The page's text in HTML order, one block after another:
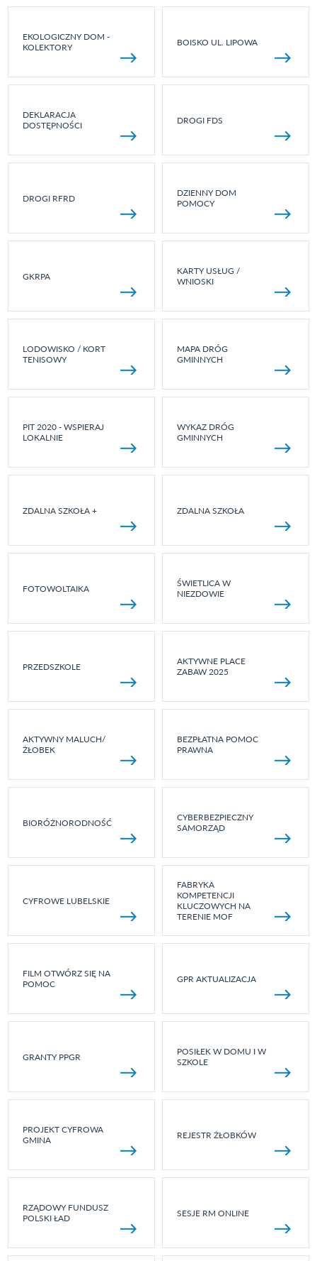
EKOLOGICZNY DOM -
KOLEKTORY
BOISKO UL. LIPOWA
DEKLARACJA
DOSTĘPNOŚCI
DROGI FDS
DROGI RFRD
DZIENNY DOM
POMOCY
GKRPA
KARTY USŁUG /
WNIOSKI
LODOWISKO / KORT
TENISOWY
MAPA DRÓG
GMINNYCH
PIT 2020 - WSPIERAJ
LOKALNIE
WYKAZ DRÓG
GMINNYCH
ZDALNA SZKOŁA + ZDALNA SZKOŁA
FOTOWOLTAIKA
ŚWIETLICA W
NIEZDOWIE
PRZEDSZKOLE
AKTYWNE PLACE
ZABAW 2025
AKTYWNY MALUCH/
ŻŁOBEK
BEZPŁATNA POMOC
PRAWNA
BIORÓŻNORODNOŚĆ
CYBERBEZPIECZNY
SAMORZĄD
CYFROWE LUBELSKIE
FABRYKA
KOMPETENCJI
KLUCZOWYCH NA
TERENIE MOF
FILM OTWÓRZ SIĘ NA
POMOC
GPR AKTUALIZACJA
GRANTY PPGR
POSIŁEK W DOMU I W
SZKOLE
PROJEKT CYFROWA
GMINA
REJESTR ŻŁOBKÓW
RZĄDOWY FUNDUSZ
POLSKI ŁAD
SESJE RM ONLINE